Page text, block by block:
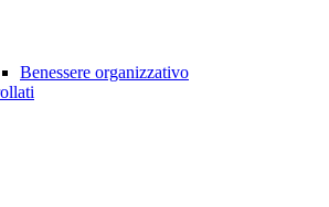
Benessere organizzativo